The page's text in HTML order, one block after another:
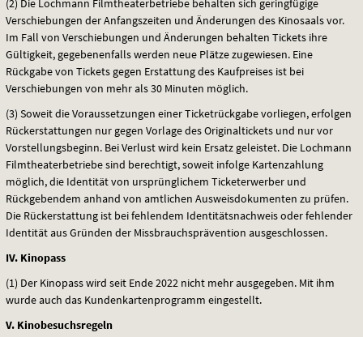
Verschiebungen der Anfangszeiten und Änderungen des Kinosaals vor.
Im Fall von Verschiebungen und Änderungen behalten Tickets ihre
Gültigkeit, gegebenenfalls werden neue Plätze zugewiesen. Eine
Rückgabe von Tickets gegen Erstattung des Kaufpreises ist bei
Verschiebungen von mehr als 30 Minuten möglich.
(3) Soweit die Voraussetzungen einer Ticketrückgabe vorliegen, erfolgen
Rückerstattungen nur gegen Vorlage des Originaltickets und nur vor
Vorstellungsbeginn. Bei Verlust wird kein Ersatz geleistet. Die Lochmann
Filmtheaterbetriebe sind berechtigt, soweit infolge Kartenzahlung
möglich, die Identität von ursprünglichem Ticketerwerber und
Rückgebendem anhand von amtlichen Ausweisdokumenten zu prüfen.
Die Rückerstattung ist bei fehlendem Identitätsnachweis oder fehlender
Identität aus Gründen der Missbrauchsprävention ausgeschlossen.
IV. Kinopass
(1) Der Kinopass wird seit Ende 2022 nicht mehr ausgegeben. Mit ihm
wurde auch das Kundenkartenprogramm eingestellt.
V. Kinobesuchsregeln